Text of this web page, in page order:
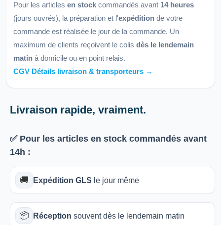
Pour les articles en stock commandés avant 14 heures
(jours ouvrés), la préparation et l'expédition de votre
commande est réalisée le jour de la commande. Un
maximum de clients reçoivent le colis dès le lendemain
matin à domicile ou en point relais.
CGV Détails livraison & transporteurs →
Livraison rapide, vraiment.
✅ Pour les articles en stock commandés avant
14h :
🚚 Expédition GLS le jour même
📦 Réception souvent dès le lendemain matin